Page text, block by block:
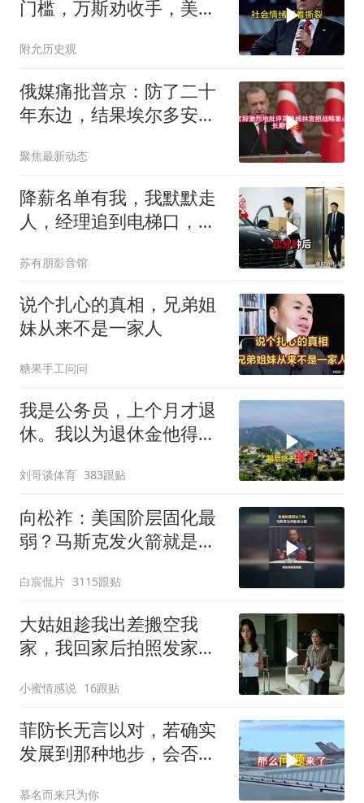
门槛，万斯劝收手，美国
附允历史观
俄媒痛批普京：防了二十
年东边，结果埃尔多安把
聚焦最新动态
降薪名单有我，我默默走
人，经理追到电梯口，见
苏有朋影音馆
说个扎心的真相，兄弟姐
妹从来不是一家人
糖果手工问问
我是公务员，上个月才退
休。我以为退休金他得有
刘哥谈体育 383跟贴
向松祚：美国阶层固化最
弱？马斯克发火箭就是答
白宸侃片 3115跟贴
大姑姐趁我出差搬空我
家，我回家后拍照发家族
小蜜情感说 16跟贴
菲防长无言以对，若确实
发展到那种地步，会否上
慕名而来只为你